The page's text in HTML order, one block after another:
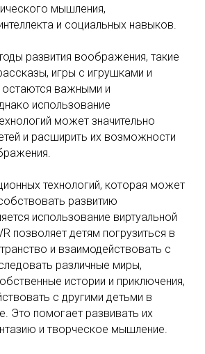
мышления,
и социальных навыков.
развития воображения, такие
игры с игрушками и
остаются важными и
использование
может значительно
и расширить их возможности
технологий, которая может
развитию
использование виртуальной
позволяет детям погрузиться в
и взаимодействовать с
различные миры,
истории и приключения,
с другими детьми в
Это помогает развивать их
и творческое мышление.